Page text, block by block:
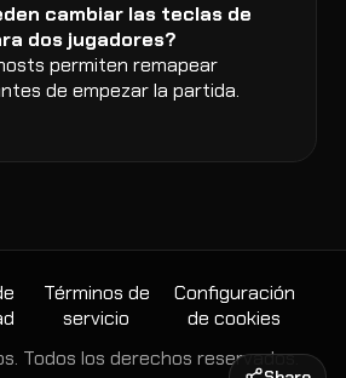
cambiar las teclas de
dos jugadores?
permiten remapear
de empezar la partida.
Términos de
servicio
Configuración
de cookies
Todos los derechos reservados.